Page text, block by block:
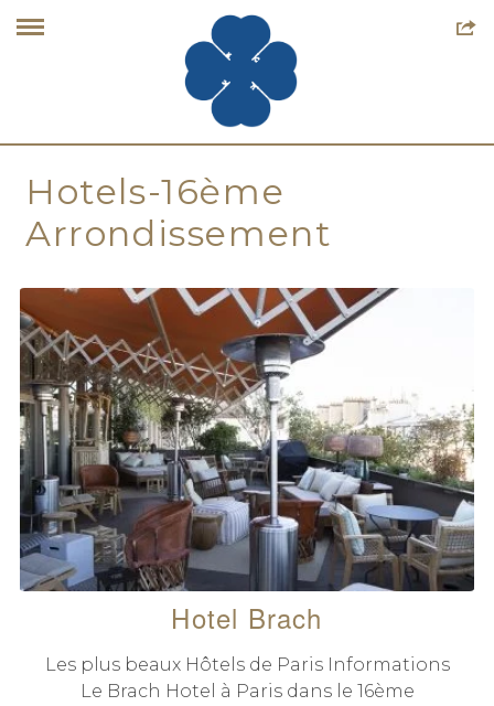
Hotels-16ème
Arrondissement
Hotel Brach
Les plus beaux Hôtels de Paris Informations
Le Brach Hotel à Paris dans le 16ème